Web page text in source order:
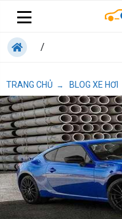
/
TRANG CHỦ → BLOG XE HƠI